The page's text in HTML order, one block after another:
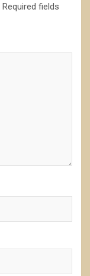
Required fields